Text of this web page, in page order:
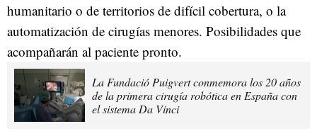
humanitario o de territorios de difícil cobertura, o la
automatización de cirugías menores. Posibilidades que
acompañarán al paciente pronto.
La Fundació Puigvert conmemora los 20 años
de la primera cirugía robótica en España con
el sistema Da Vinci